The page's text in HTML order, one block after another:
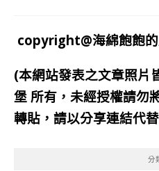
copyright@海綿飽飽
(本網站發表之文章照片
堡 所有，未經授權請勿
轉貼，請以分享連結代
分